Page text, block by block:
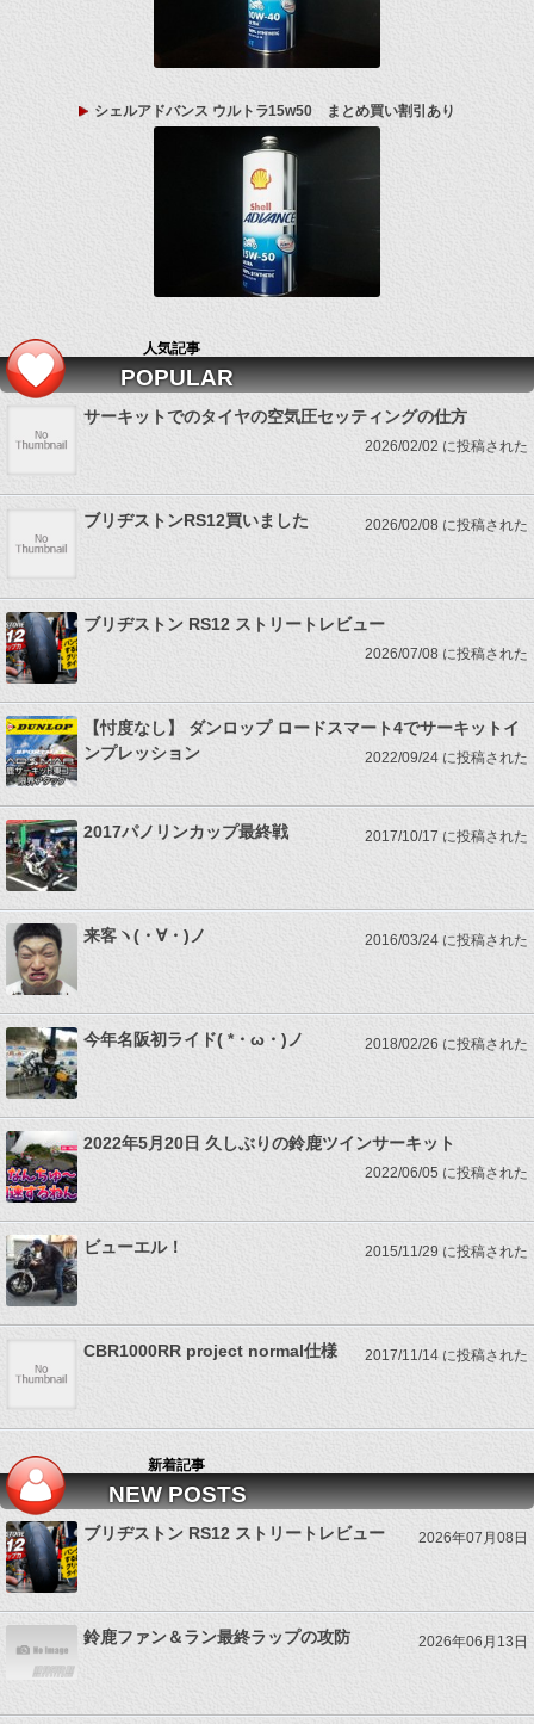
シェルアドバンス ウルトラ15w50 まとめ買い割引あり
人気記事
POPULAR
サーキットでのタイヤの空気圧セッティングの仕方
2026/02/02 に投稿された
ブリヂストンRS12買いました 2026/02/08 に投稿された
ブリヂストン RS12 ストリートレビュー
2026/07/08 に投稿された
【忖度なし】 ダンロップ ロードスマート4でサーキットイ
ンプレッション
2022/09/24 に投稿された
2017パノリンカップ最終戦 2017/10/17 に投稿された
来客ヽ(・∀・)ノ 2016/03/24 に投稿された
今年名阪初ライド( *・ω・)ノ 2018/02/26 に投稿された
2022年5月20日 久しぶりの鈴鹿ツインサーキット
2022/06/05 に投稿された
ビューエル！ 2015/11/29 に投稿された
CBR1000RR project normal仕様 2017/11/14 に投稿された
新着記事
NEW POSTS
ブリヂストン RS12 ストリートレビュー 2026年07月08日
鈴鹿ファン＆ラン最終ラップの攻防 2026年06月13日